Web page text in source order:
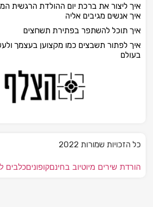
איך ליצור את ברכת יום ההולדת הרגשית
איך אנשים מגיבים אליה
איך תוכל להשתפר בפתירת תשחצים
איך לפתור תשבצים כמו מקצוען בעצמך
בעולם
כל הזכויות שמורות 2022
הורדת שירים מיוטיוב בחינםקופוניםכלבים